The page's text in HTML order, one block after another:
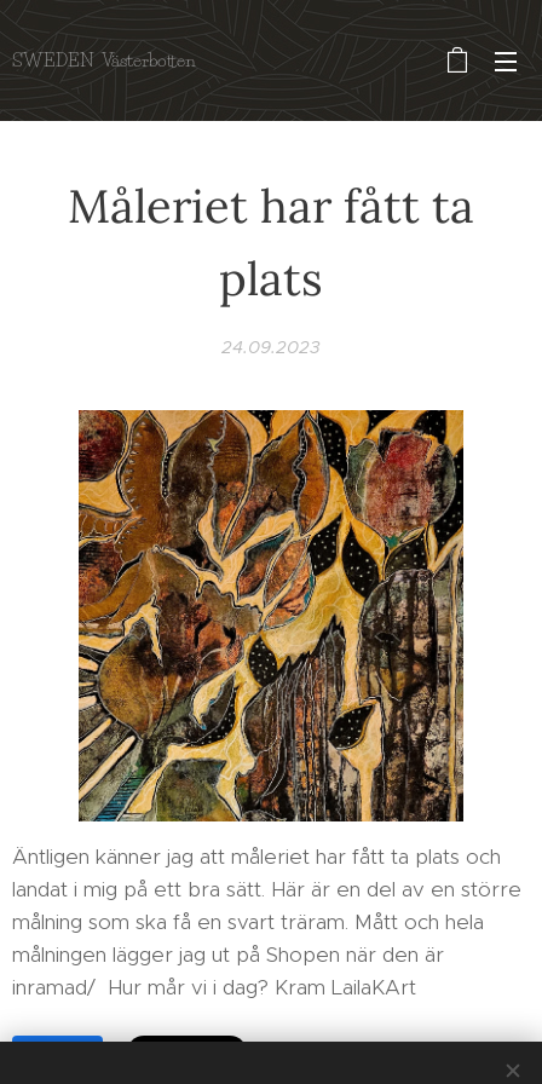
SWEDEN Västerbotten
Måleriet har fått ta
plats
24.09.2023
Äntligen känner jag att måleriet har fått ta plats och
landat i mig på ett bra sätt. Här är en del av en större
målning som ska få en svart träram. Mått och hela
målningen lägger jag ut på Shopen när den är
inramad/ Hur mår vi i dag? Kram LailaKArt